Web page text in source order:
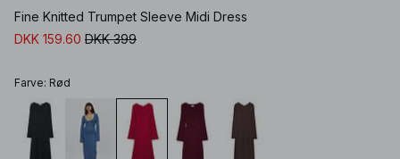
Fine Knitted Trumpet Sleeve Midi Dress
DKK 159.60 DKK 399
Farve: Rød